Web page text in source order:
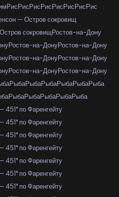
РисРисРисРисРисРисРисРис
— Остров сокровищ
сокровищРостов-на-Дону
Ростов-на-ДонуРостов-на-Дону
Ростов-на-ДонуРостов-на-Дону
Ростов-на-ДонуРостов-на-Дону
РыбаРыбаРыбаРыбаРыбаРыба
РыбаРыбаРыбаРыбаРыба
451° по Фаренгейту
451° по Фаренгейту
451° по Фаренгейту
451° по Фаренгейту
451° по Фаренгейту
451° по Фаренгейту
451° по Фаренгейту